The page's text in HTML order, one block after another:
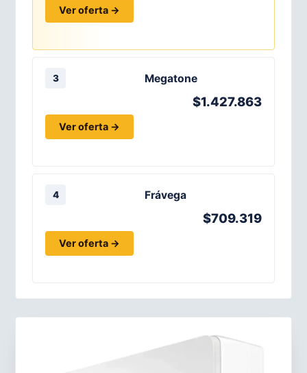
Ver oferta →
3 Megatone
$1.427.863
Ver oferta →
4 Frávega
$709.319
Ver oferta →